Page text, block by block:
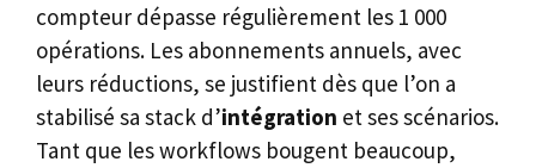
compteur dépasse régulièrement les 1 000
opérations. Les abonnements annuels, avec
leurs réductions, se justifient dès que l’on a
stabilisé sa stack d’intégration et ses scénarios.
Tant que les workflows bougent beaucoup,